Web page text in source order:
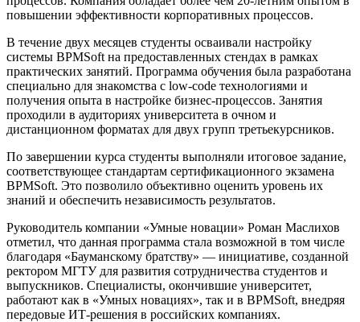
повышении эффективности корпоративных процессов.
В течение двух месяцев студенты осваивали настройку
системы BPMSoft на предоставленных стендах в рамках
практических занятий. Программа обучения была разработана
специально для знакомства с low-code технологиями и
получения опыта в настройке бизнес-процессов. Занятия
проходили в аудиториях университета в очном и
дистанционном форматах для двух групп третьекурсников.
По завершении курса студенты выполняли итоговое задание,
соответствующее стандартам сертификационного экзамена
BPMSoft. Это позволило объективно оценить уровень их
знаний и обеспечить независимость результатов.
Руководитель компании «Умные новации» Роман Маслихов
отметил, что данная программа стала возможной в том числе
благодаря «Бауманскому братству» — инициативе, созданной
ректором МГТУ для развития сотрудничества студентов и
выпускников. Специалисты, окончившие университет,
работают как в «Умных новациях», так и в BPMSoft, внедряя
передовые ИТ-решения в российских компаниях.